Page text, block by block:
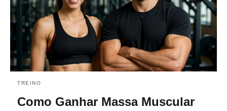
TREINO
Como Ganhar Massa Muscular